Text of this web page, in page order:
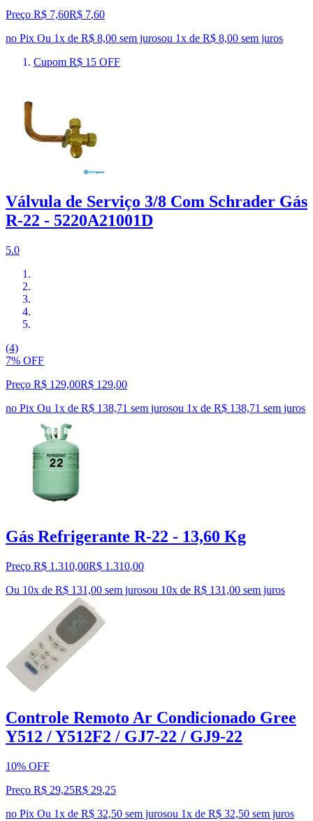
Preço R$ 7,60R$ 7,60
no Pix Ou 1x de R$ 8,00 sem jurosou 1x de R$ 8,00 sem juros
Cupom R$ 15 OFF
Válvula de Serviço 3/8 Com Schrader Gás
R-22 - 5220A21001D
5.0
(4)
7% OFF
Preço R$ 129,00R$ 129,00
no Pix Ou 1x de R$ 138,71 sem jurosou 1x de R$ 138,71 sem juros
Gás Refrigerante R-22 - 13,60 Kg
Preço R$ 1.310,00R$ 1.310,00
Ou 10x de R$ 131,00 sem jurosou 10x de R$ 131,00 sem juros
Controle Remoto Ar Condicionado Gree
Y512 / Y512F2 / GJ7-22 / GJ9-22
10% OFF
Preço R$ 29,25R$ 29,25
no Pix Ou 1x de R$ 32,50 sem jurosou 1x de R$ 32,50 sem juros